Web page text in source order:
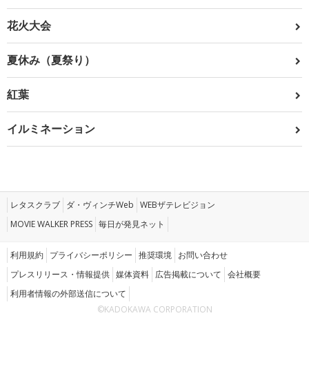
花火大会
夏休み（夏祭り）
紅葉
イルミネーション
レタスクラブ ダ・ヴィンチWeb WEBザテレビジョン
MOVIE WALKER PRESS 毎日が発見ネット
利用規約 プライバシーポリシー 推奨環境 お問い合わせ
プレスリリース・情報提供 媒体資料 広告掲載について 会社概要
利用者情報の外部送信について
©KADOKAWA CORPORATION